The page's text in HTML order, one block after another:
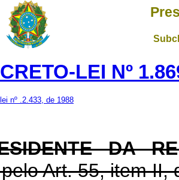
LEI Nº
nº .2.433, de 1988
DA
Art. 55, item II,